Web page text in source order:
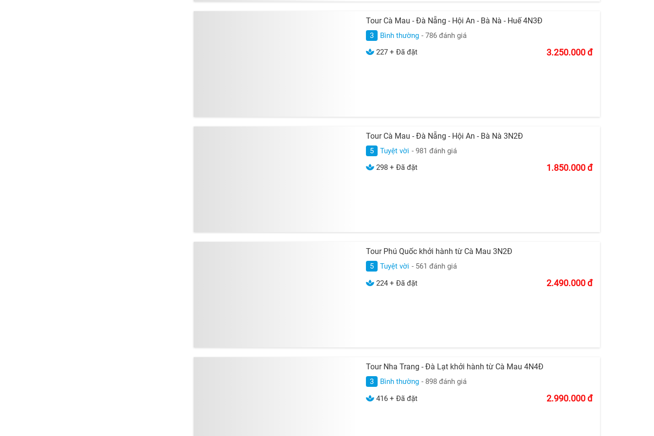
Tour Cà Mau - Đà Nẵng - Hội An - Bà Nà - Huế 4N3Đ
3 Bình thường - 786 đánh giá
227 + Đã đặt
3.250.000đ
Tour Cà Mau - Đà Nẵng - Hội An - Bà Nà 3N2Đ
5 Tuyệt vời - 981 đánh giá
298 + Đã đặt
1.850.000đ
Tour Phú Quốc khởi hành từ Cà Mau 3N2Đ
5 Tuyệt vời - 561 đánh giá
224 + Đã đặt
2.490.000đ
Tour Nha Trang - Đà Lạt khởi hành từ Cà Mau 4N4Đ
3 Bình thường - 898 đánh giá
416 + Đã đặt
2.990.000đ